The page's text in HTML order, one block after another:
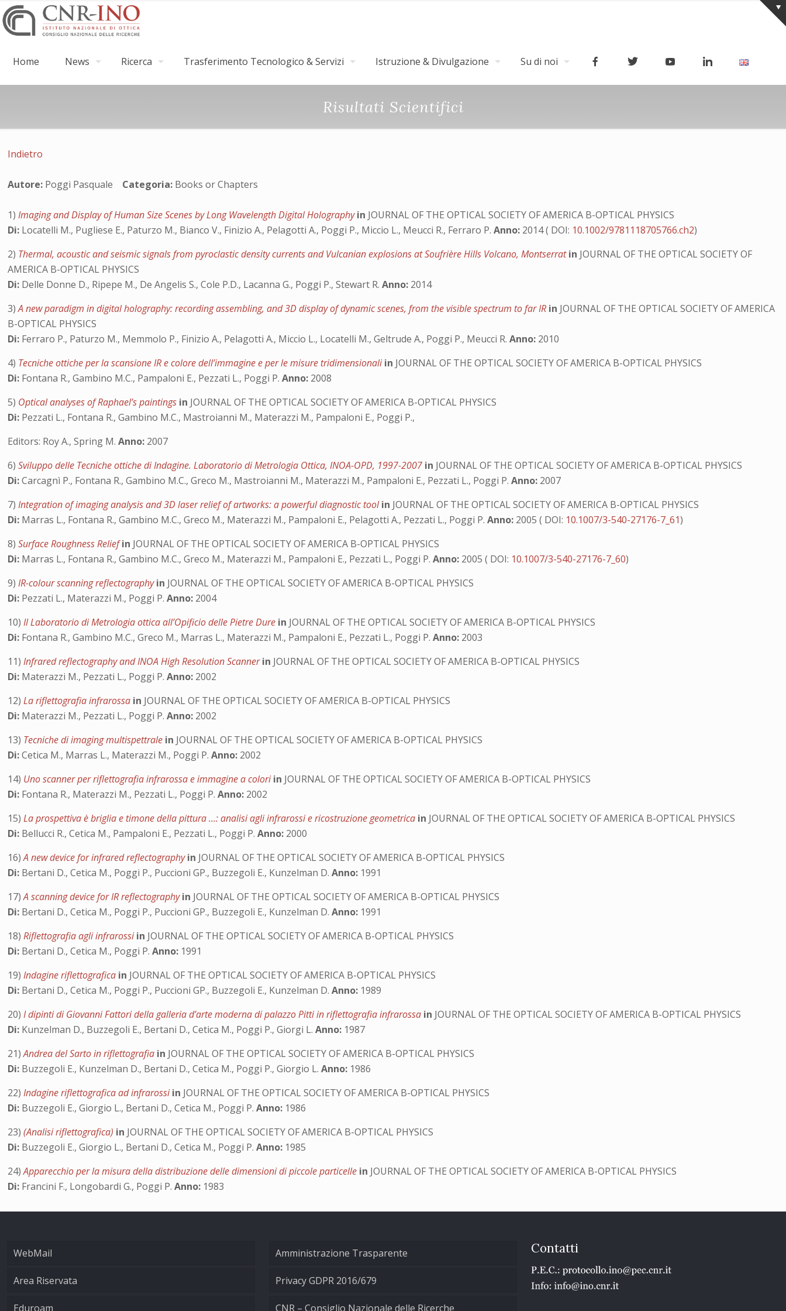
Home News Ricerca Trasferimento Tecnologico & Servizi Istruzione & Divulgazione Su di noi
Risultati Scientifici
Indietro
Autore: Poggi Pasquale Categoria: Books or Chapters
1)Imaging and Display of Human Size Scenes by Long Wavelength Digital Holographyin JOURNAL OF THE OPTICAL SOCIETY OF AMERICA B-OPTICAL PHYSICS
Di: Locatelli M., Pugliese E., Paturzo M., Bianco V., Finizio A., Pelagotti A., Poggi P., Miccio L., Meucci R., Ferraro P.Anno: 2014 ( DOI: 10.1002/9781118705766.ch2)
2) Thermal, acoustic and seismic signals from pyroclastic density currents and Vulcanian explosions at Soufrière Hills Volcano, Montserratin JOURNAL OF THE OPTICAL SOCIETY OF
AMERICA B-OPTICAL PHYSICS
Di: Delle Donne D., Ripepe M., De Angelis S., Cole P.D., Lacanna G., Poggi P., Stewart R.Anno: 2014
3)A new paradigm in digital holography: recording assembling, and 3D display of dynamic scenes, from the visible spectrum to far IR in JOURNAL OF THE OPTICAL SOCIETY OF AMERICA
B-OPTICAL PHYSICS
Di: Ferraro P., Paturzo M., Memmolo P., Finizio A., Pelagotti A., Miccio L., Locatelli M., Geltrude A., Poggi P., Meucci R.Anno: 2010
4) Tecniche ottiche per la scansione IR e colore dell’immagine e per le misure tridimensionaliin JOURNAL OF THE OPTICAL SOCIETY OF AMERICA B-OPTICAL PHYSICS
Di: Fontana R., Gambino M.C., Pampaloni E., Pezzati L., Poggi P.Anno: 2008
5) Optical analyses of Raphael’s paintings in JOURNAL OF THE OPTICAL SOCIETY OF AMERICA B-OPTICAL PHYSICS
Di: Pezzati L., Fontana R., Gambino M.C., Mastroianni M., Materazzi M., Pampaloni E., Poggi P.,
Editors: Roy A., Spring M.Anno: 2007
6)Sviluppo delle Tecniche ottiche di Indagine. Laboratorio di Metrologia Ottica, INOA-OPD, 1997-2007 in JOURNAL OF THE OPTICAL SOCIETY OF AMERICA B-OPTICAL PHYSICS
Di:Carcagnì P., Fontana R., Gambino M.C., Greco M., Mastroianni M., Materazzi M., Pampaloni E., Pezzati L., Poggi P.Anno: 2007
7)Integration of imaging analysis and 3D laser relief of artworks: a powerful diagnostic toolin JOURNAL OF THE OPTICAL SOCIETY OF AMERICA B-OPTICAL PHYSICS
Di: Marras L., Fontana R., Gambino M.C., Greco M., Materazzi M., Pampaloni E., Pelagotti A., Pezzati L., Poggi P.Anno: 2005 ( DOI: 10.1007/3-540-27176-7_61)
8)Surface Roughness Reliefin JOURNAL OF THE OPTICAL SOCIETY OF AMERICA B-OPTICAL PHYSICS
Di: Marras L., Fontana R., Gambino M.C., Greco M., Materazzi M., Pampaloni E., Pezzati L., Poggi P.Anno: 2005 ( DOI: 10.1007/3-540-27176-7_60)
9)IR-colour scanning reflectographyin JOURNAL OF THE OPTICAL SOCIETY OF AMERICA B-OPTICAL PHYSICS
Di: Pezzati L., Materazzi M., Poggi P.Anno: 2004
10)Il Laboratorio di Metrologia ottica all’Opificio delle Pietre Dure in JOURNAL OF THE OPTICAL SOCIETY OF AMERICA B-OPTICAL PHYSICS
Di: Fontana R., Gambino M.C., Greco M., Marras L., Materazzi M., Pampaloni E., Pezzati L., Poggi P.Anno: 2003
11)Infrared reflectography and INOA High Resolution Scannerin JOURNAL OF THE OPTICAL SOCIETY OF AMERICA B-OPTICAL PHYSICS
Di: Materazzi M., Pezzati L., Poggi P.Anno: 2002
12)La riflettografia infrarossa in JOURNAL OF THE OPTICAL SOCIETY OF AMERICA B-OPTICAL PHYSICS
Di: Materazzi M., Pezzati L., Poggi P.Anno: 2002
13) Tecniche di imaging multispettrale in JOURNAL OF THE OPTICAL SOCIETY OF AMERICA B-OPTICAL PHYSICS
Di:Cetica M., Marras L., Materazzi M., Poggi P.Anno: 2002
14) Uno scanner per riflettografia infrarossa e immagine a coloriin JOURNAL OF THE OPTICAL SOCIETY OF AMERICA B-OPTICAL PHYSICS
Di: Fontana R., Materazzi M., Pezzati L., Poggi P.Anno: 2002
15)La prospettiva è briglia e timone della pittura …: analisi agli infrarossi e ricostruzione geometrica in JOURNAL OF THE OPTICAL SOCIETY OF AMERICA B-OPTICAL PHYSICS
Di: Bellucci R., Cetica M., Pampaloni E., Pezzati L., Poggi P.Anno: 2000
16)A new device for infrared reflectographyin JOURNAL OF THE OPTICAL SOCIETY OF AMERICA B-OPTICAL PHYSICS
Di: Bertani D., Cetica M., Poggi P., Puccioni GP., Buzzegoli E., Kunzelman D.Anno: 1991
17)A scanning device for IR reflectographyin JOURNAL OF THE OPTICAL SOCIETY OF AMERICA B-OPTICAL PHYSICS
Di: Bertani D., Cetica M., Poggi P., Puccioni GP., Buzzegoli E., Kunzelman D.Anno: 1991
18)Riflettografia agli infrarossiin JOURNAL OF THE OPTICAL SOCIETY OF AMERICA B-OPTICAL PHYSICS
Di: Bertani D., Cetica M., Poggi P.Anno: 1991
19)Indagine riflettografica in JOURNAL OF THE OPTICAL SOCIETY OF AMERICA B-OPTICAL PHYSICS
Di: Bertani D., Cetica M., Poggi P., Puccioni GP., Buzzegoli E., Kunzelman D.Anno: 1989
20)I dipinti di Giovanni Fattori della galleria d’arte moderna di palazzo Pitti in riflettografia infrarossa in JOURNAL OF THE OPTICAL SOCIETY OF AMERICA B-OPTICAL PHYSICS
Di: Kunzelman D., Buzzegoli E., Bertani D., Cetica M., Poggi P., Giorgi L.Anno: 1987
21)Andrea del Sarto in riflettografia in JOURNAL OF THE OPTICAL SOCIETY OF AMERICA B-OPTICAL PHYSICS
Di: Buzzegoli E., Kunzelman D., Bertani D., Cetica M., Poggi P., Giorgio L.Anno: 1986
22)Indagine riflettografica ad infrarossiin JOURNAL OF THE OPTICAL SOCIETY OF AMERICA B-OPTICAL PHYSICS
Di: Buzzegoli E., Giorgio L., Bertani D., Cetica M., Poggi P.Anno: 1986
23)(Analisi riflettografica) in JOURNAL OF THE OPTICAL SOCIETY OF AMERICA B-OPTICAL PHYSICS
Di: Buzzegoli E., Giorgio L., Bertani D., Cetica M., Poggi P.Anno: 1985
24)Apparecchio per la misura della distribuzione delle dimensioni di piccole particelle in JOURNAL OF THE OPTICAL SOCIETY OF AMERICA B-OPTICAL PHYSICS
Di: Francini F., Longobardi G., Poggi P.Anno: 1983
WebMail
Area Riservata
Eduroam
Amministrazione Trasparente
Privacy GDPR 2016/679
CNR – Consiglio Nazionale delle Ricerche
Contatti